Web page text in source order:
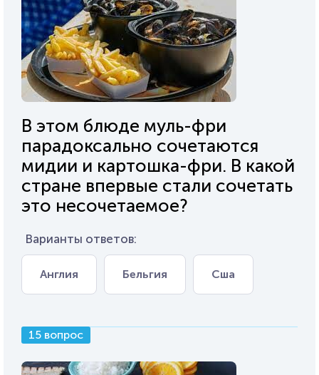
В этом блюде муль-фри
парадоксально сочетаются
мидии и картошка-фри. В какой
стране впервые стали сочетать
это несочетаемое?
Варианты ответов:
Англия Бельгия Сша
15 вопрос